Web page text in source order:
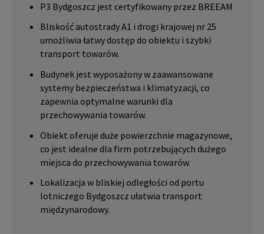
P3 Bydgoszcz jest certyfikowany przez BREEAM
Bliskość autostrady A1 i drogi krajowej nr 25
umożliwia łatwy dostęp do obiektu i szybki
transport towarów.
Budynek jest wyposażony w zaawansowane
systemy bezpieczeństwa i klimatyzacji, co
zapewnia optymalne warunki dla
przechowywania towarów.
Obiekt oferuje duże powierzchnie magazynowe,
co jest idealne dla firm potrzebujących dużego
miejsca do przechowywania towarów.
Lokalizacja w bliskiej odległości od portu
lotniczego Bydgoszcz ułatwia transport
międzynarodowy.